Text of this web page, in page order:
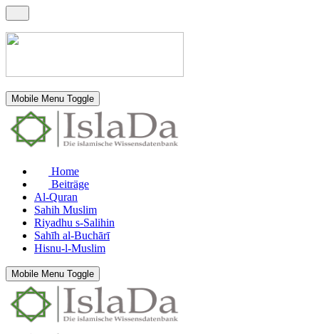
Mobile Menu Toggle
Home
Beiträge
Al-Quran
Sahih Muslim
Riyadhu s-Salihin
Sahīh al-Buchārī
Hisnu-l-Muslim
Mobile Menu Toggle